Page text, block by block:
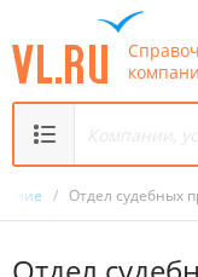
/ Отдел судебных